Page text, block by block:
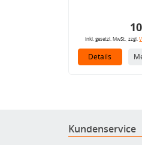
inkl. gesetzl. MwSt., zzgl.
Details
Kundenservice